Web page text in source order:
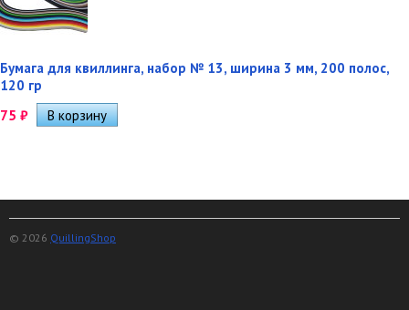
Бумага для квиллинга, набор № 13, ширина 3 мм, 200 полос,
120 гр
75 ₽
© 2026 QuillingShop